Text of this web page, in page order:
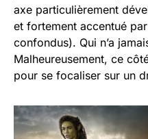
axe particulièrement
et fortement accentué
confondus). Qui n’a
Malheureusement, ce
pour se focaliser sur un